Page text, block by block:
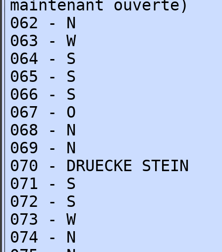
maintenant ouverte)
062 - N
063 - W
064 - S
065 - S
066 - S
067 - O
068 - N
069 - N
070 - DRUECKE STEIN
071 - S
072 - S
073 - W
074 - N